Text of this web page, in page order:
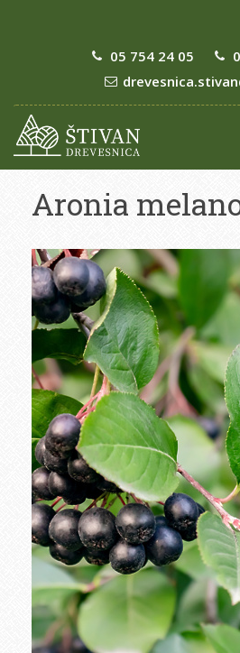
05 754 24 05
Aronia